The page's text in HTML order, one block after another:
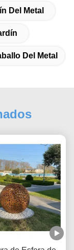
Del Metal
Del Metal